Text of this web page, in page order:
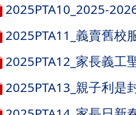
2025PTA10_2025-
2025PTA11_義賣舊校
2025PTA12_家長義工
2025PTA13_親子利是